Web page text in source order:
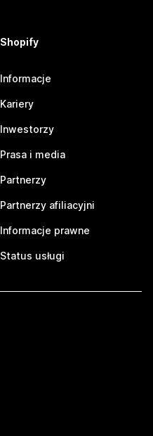
Shopify
Informacje
Kariery
Inwestorzy
Prasa i media
Partnerzy
Partnerzy afiliacyjni
Informacje prawne
Status usługi